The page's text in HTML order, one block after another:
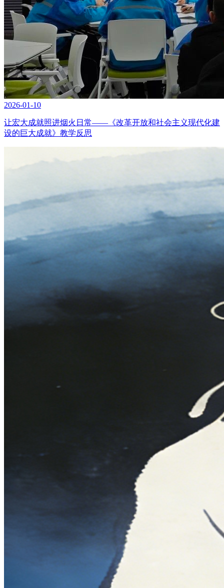
2026-01-10
让宏大成就照进烟火日常——《改革开放和社会主义现代化建
设的巨大成就》教学反思